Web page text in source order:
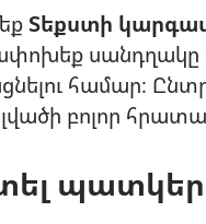
Տեքստի
սանդղակը
համար։
բոլոր